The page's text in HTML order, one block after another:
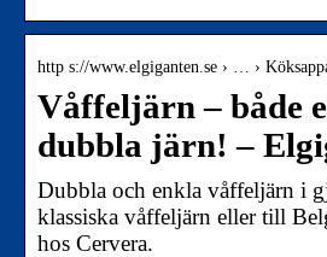
http s://www.elgiganten.se › … ›
Våffeljärn – både
dubbla järn! –
Dubbla och enkla våffeljärn i
klassiska våffeljärn eller till
hos Cervera.